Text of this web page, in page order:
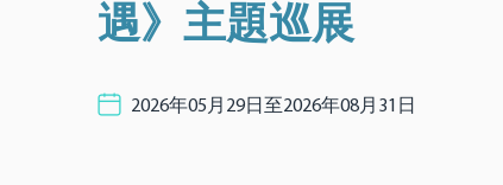
遇》主題巡展
2026年05月29日至2026年08月31日